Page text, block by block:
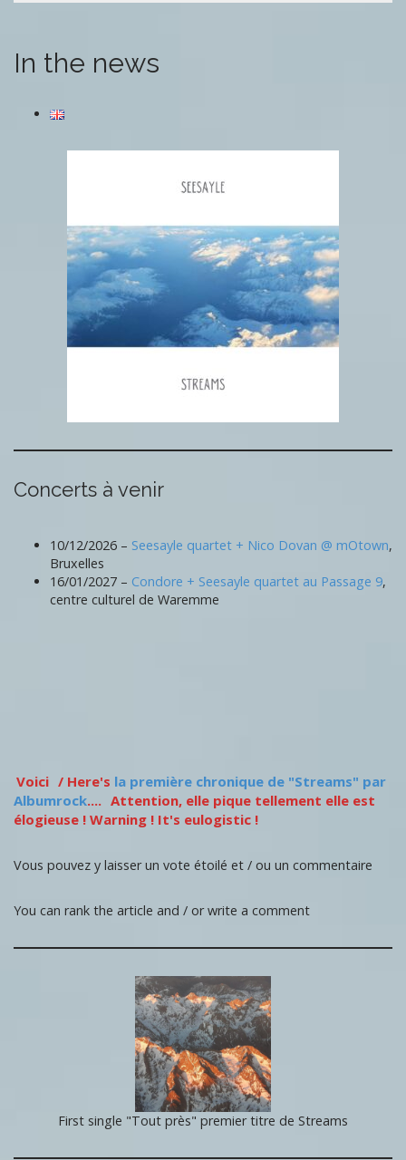
In the news
Concerts à venir
10/12/2026 – Seesayle quartet + Nico Dovan @ mOtown,
Bruxelles
16/01/2027 – Condore + Seesayle quartet au Passage 9,
centre culturel de Waremme
Voici / Here's la première chronique de "Streams" par
Albumrock.... Attention, elle pique tellement elle est
élogieuse ! Warning ! It's eulogistic !
Vous pouvez y laisser un vote étoilé et / ou un commentaire
You can rank the article and / or write a comment
First single "Tout près" premier titre de Streams